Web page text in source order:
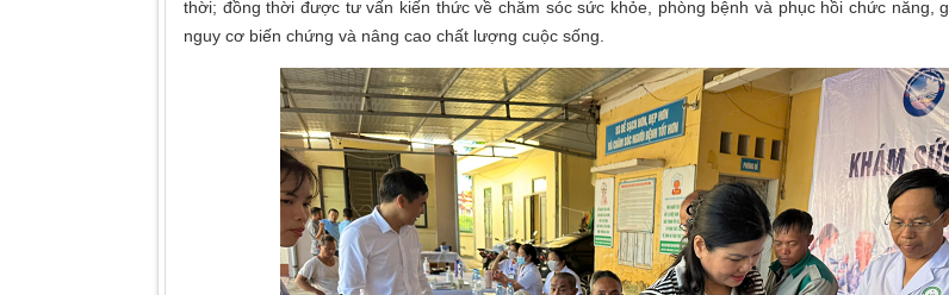
thời; đồng thời được tư vấn kiến thức về chăm sóc sức khỏe, phòng bệnh và phục hồi chức năng,
nguy cơ biến chứng và nâng cao chất lượng cuộc sống.